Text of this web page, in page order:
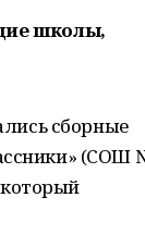
школы,
сборные
(СОШ